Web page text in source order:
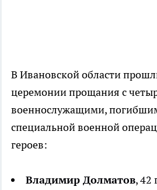
В Ивановской области
церемонии прощания с
военнослужащими,
специальной военной
героев:
Владимир Долматов, 42